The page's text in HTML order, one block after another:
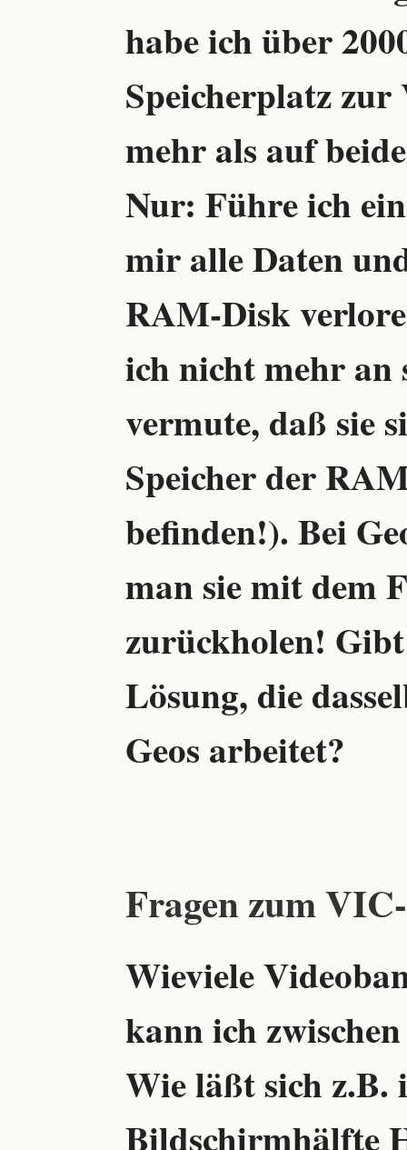
habe ich über
Speicherplatz zur
mehr als auf
Nur: Führe ich
mir alle Daten
RAM-Disk
ich nicht mehr an
vermute, daß sie
Speicher der
befinden!). Bei
man sie mit dem
zurückholen!
Lösung, die
Geos arbeitet?
Fragen zum
Wieviele
kann ich
Wie läßt sich z.B.
Bildschirmhälfte